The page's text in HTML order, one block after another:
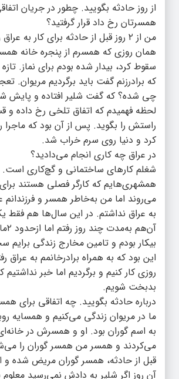
از روز حادثه بگویید. چطور در جریان
همسرتان رخ داد قرار گرفتید؟
من از ۲ روز قبل از حادثه برای کار به
همان روزی که همسرم از پنجره خانه
سقوط کرد، بیدار شده بودم برای نماز.
که برادرزنم گفت باید برگردیم مریوان.
چی شده؟ که گفت شلیر افتاده و پایش
لحظه فهمیدم که اتفاق تلخی رخ داده
راستش را بگوید. پس از آن بود که ماجرا
کرد و دنیا روی سرم خراب شد.
در عراق چه کاری انجام می‌دادید؟
شغلم کارهای ساختمانی و گچ‌کاری است.
همشهری‌هایم که کارگر فصلی هستند برای
می‌روند اما من به‌خاطر همسر و فرزندانم
به عراق نداشتم. در این سال‌ها هم فقط
بیکار بودم و تامین مخارج زندگی
این بود که به همراه برادرخانمم به عراق
روزی کار کنیم و برگردیم اما خبر نداشتیم
بدبخت شویم.
درباره حادثه‌ بگویید. چه اتفاقی برای
ما در مریوان زندگی می‌کنیم و همسایه
قبل از حادثه، همسر گوران مریض شده و
آن روز اگر شلیر به دادش نمی‌رسید معلوم